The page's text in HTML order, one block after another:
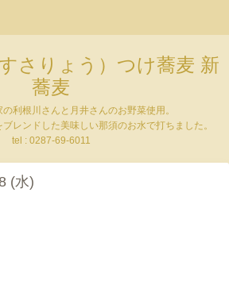
さりょう）つけ蕎麦 新
蕎麦
利根川さんと月井さんのお野菜使用。
レンドした美味しい那須のお水で打ちました。
tel : 0287-69-6011
(水)